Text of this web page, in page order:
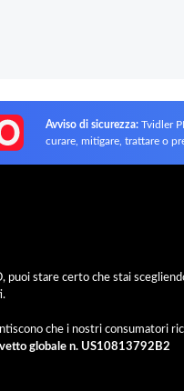
Avviso di sicurezza: Tvidler
curare, mitigare, trattare o
puoi stare certo che stai
che i nostri consumatori
globale n. US10813792B2